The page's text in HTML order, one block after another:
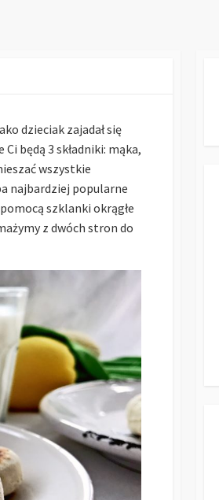
dzieciak zajadał się
będą 3 składniki: mąka,
wszystkie
najbardziej popularne
szklanki okrągłe
z dwóch stron do